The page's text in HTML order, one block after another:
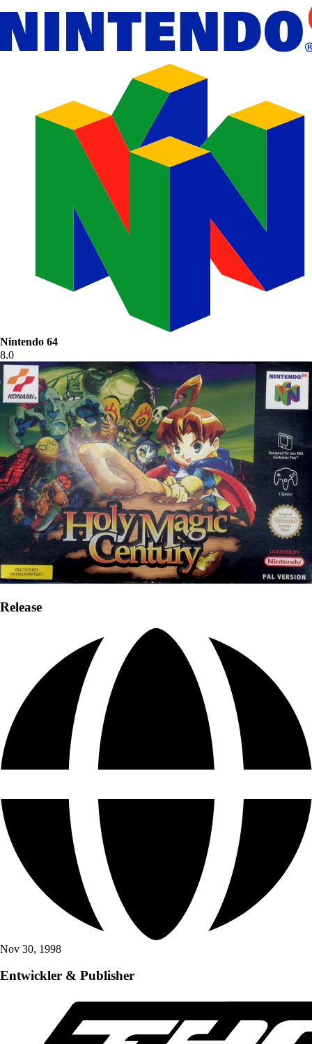
Nintendo 64
8.0
Release
Nov 30, 1998
Entwickler & Publisher